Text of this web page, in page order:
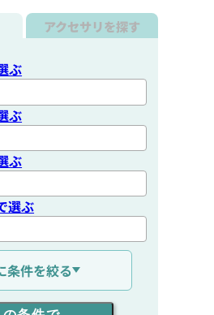
アクセサリを探す
ぶ
ぶ
ぶ
選ぶ
ぶ
条件を絞る